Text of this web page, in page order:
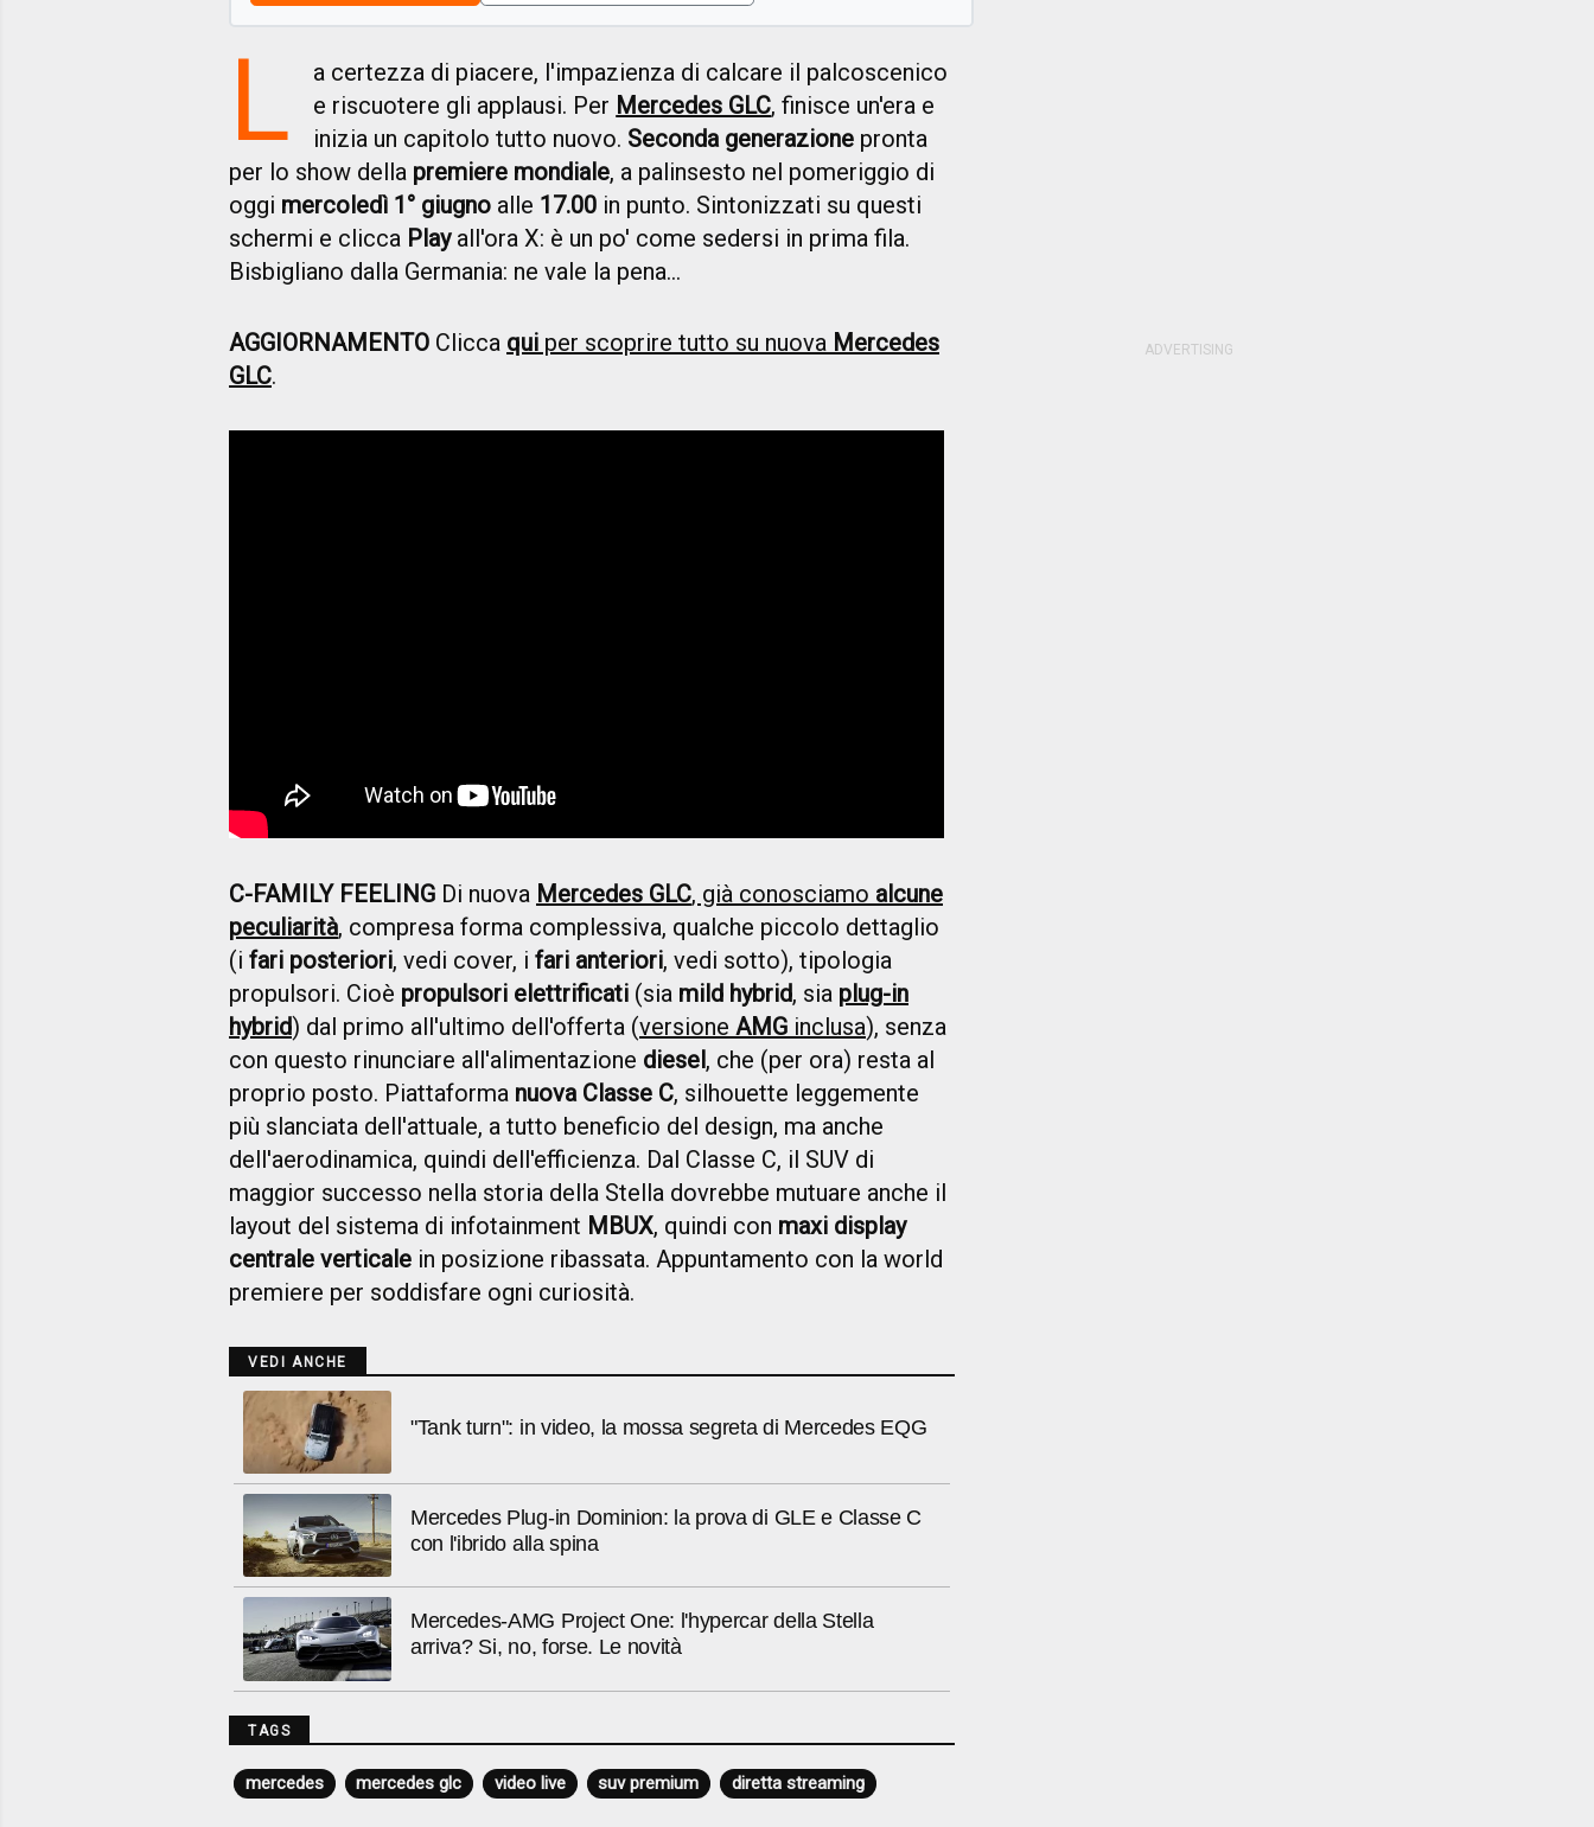
L
a certezza di piacere, l'impazienza di calcare il palcoscenico
e riscuotere gli applausi. Per Mercedes GLC, finisce un'era e
inizia un capitolo tutto nuovo. Seconda generazione pronta
per lo show della premiere mondiale, a palinsesto nel pomeriggio di
oggi mercoledì 1° giugno alle 17.00 in punto. Sintonizzati su questi
schermi e clicca Play all'ora X: è un po' come sedersi in prima fila.
Bisbigliano dalla Germania: ne vale la pena...
AGGIORNAMENTO Clicca qui per scoprire tutto su nuova Mercedes
GLC.
C-FAMILY FEELING Di nuova Mercedes GLC, già conosciamo alcune
peculiarità, compresa forma complessiva, qualche piccolo dettaglio
(i fari posteriori, vedi cover, i fari anteriori, vedi sotto), tipologia
propulsori. Cioè propulsori elettrificati (sia mild hybrid, sia plug-in
hybrid) dal primo all'ultimo dell'offerta (versione AMG inclusa), senza
con questo rinunciare all'alimentazione diesel, che (per ora) resta al
proprio posto. Piattaforma nuova Classe C, silhouette leggemente
più slanciata dell'attuale, a tutto beneficio del design, ma anche
dell'aerodinamica, quindi dell'efficienza. Dal Classe C, il SUV di
maggior successo nella storia della Stella dovrebbe mutuare anche il
layout del sistema di infotainment MBUX, quindi con maxi display
centrale verticale in posizione ribassata. Appuntamento con la world
premiere per soddisfare ogni curiosità.
VEDI ANCHE
"Tank turn": in video, la mossa segreta di Mercedes EQG
Mercedes Plug-in Dominion: la prova di GLE e Classe C
con l'ibrido alla spina
Mercedes-AMG Project One: l'hypercar della Stella
arriva? Si, no, forse. Le novità
TAGS
mercedes mercedes glc video live suv premium diretta streaming